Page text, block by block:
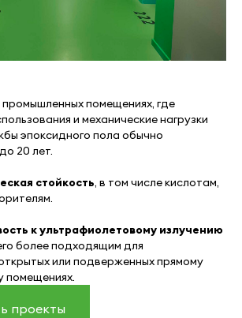
промышленных помещениях, где
и механические нагрузки
эпоксидного пола обычно
20 лет.
стойкость, в том числе кислотам,
к ультрафиолетовому излучению
более подходящим для
или подверженных прямому
помещениях.
проекты